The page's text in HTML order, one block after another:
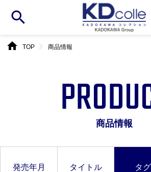
search
home TOPchevron_right 商品情報
商品情報
発売年月
タイトル
タグ